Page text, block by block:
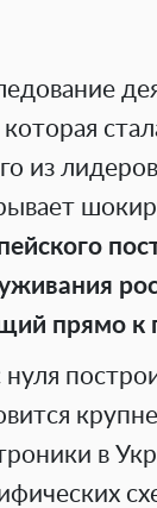
которая
из
прямо
нуля
в